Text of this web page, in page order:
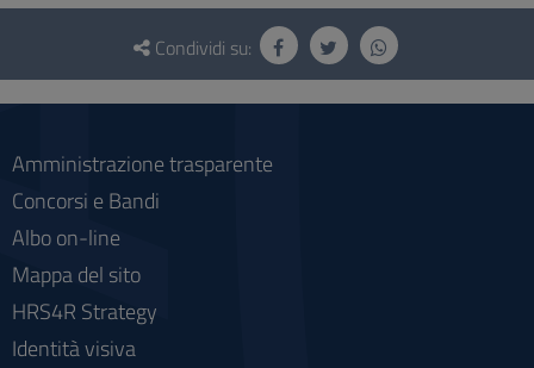
Questionario
social
Condividi su:
Amministrazione trasparente
Concorsi e Bandi
Albo on-line
Mappa del sito
HRS4R Strategy
Identità visiva